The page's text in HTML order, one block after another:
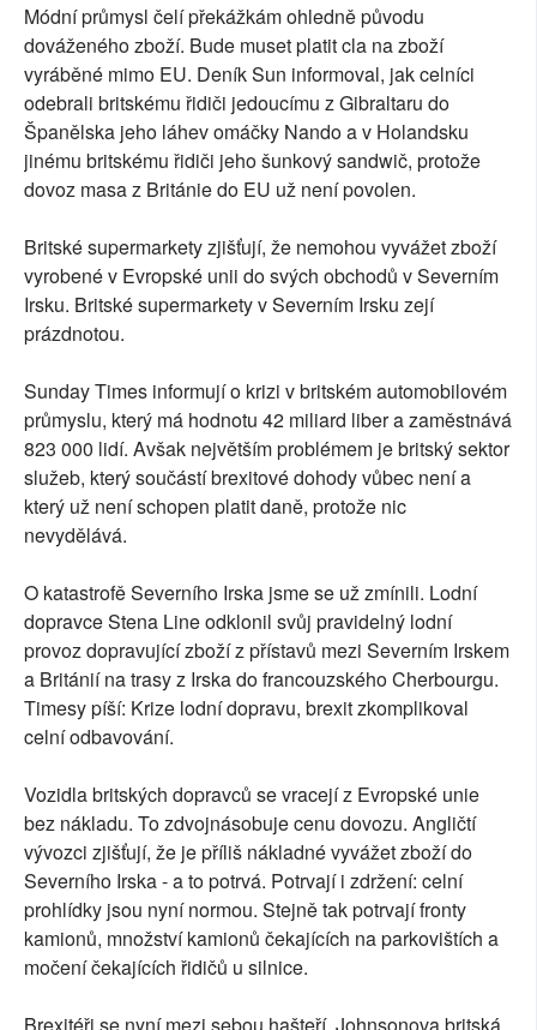
Módní průmysl čelí překážkám ohledně původu
dováženého zboží. Bude muset platit cla na zboží
vyráběné mimo EU. Deník Sun informoval, jak celníci
odebrali britskému řidiči jedoucímu z Gibraltaru do
Španělska jeho láhev omáčky Nando a v Holandsku
jinému britskému řidiči jeho šunkový sandwič, protože
dovoz masa z Británie do EU už není povolen.
Britské supermarkety zjišťují, že nemohou vyvážet zboží
vyrobené v Evropské unii do svých obchodů v Severním
Irsku. Britské supermarkety v Severním Irsku zejí
prázdnotou.
Sunday Times informují o krizi v britském automobilovém
průmyslu, který má hodnotu 42 miliard liber a zaměstnává
823 000 lidí. Avšak největším problémem je britský sektor
služeb, který součástí brexitové dohody vůbec není a
který už není schopen platit daně, protože nic
nevydělává.
O katastrofě Severního Irska jsme se už zmínili. Lodní
dopravce Stena Line odklonil svůj pravidelný lodní
provoz dopravující zboží z přístavů mezi Severním Irskem
a Británií na trasy z Irska do francouzského Cherbourgu.
Timesy píší: Krize lodní dopravu, brexit zkomplikoval
celní odbavování.
Vozidla britských dopravců se vracejí z Evropské unie
bez nákladu. To zdvojnásobuje cenu dovozu. Angličtí
vývozci zjišťují, že je příliš nákladné vyvážet zboží do
Severního Irska - a to potrvá. Potrvají i zdržení: celní
prohlídky jsou nyní normou. Stejně tak potrvají fronty
kamionů, množství kamionů čekajících na parkovištích a
močení čekajících řidičů u silnice.